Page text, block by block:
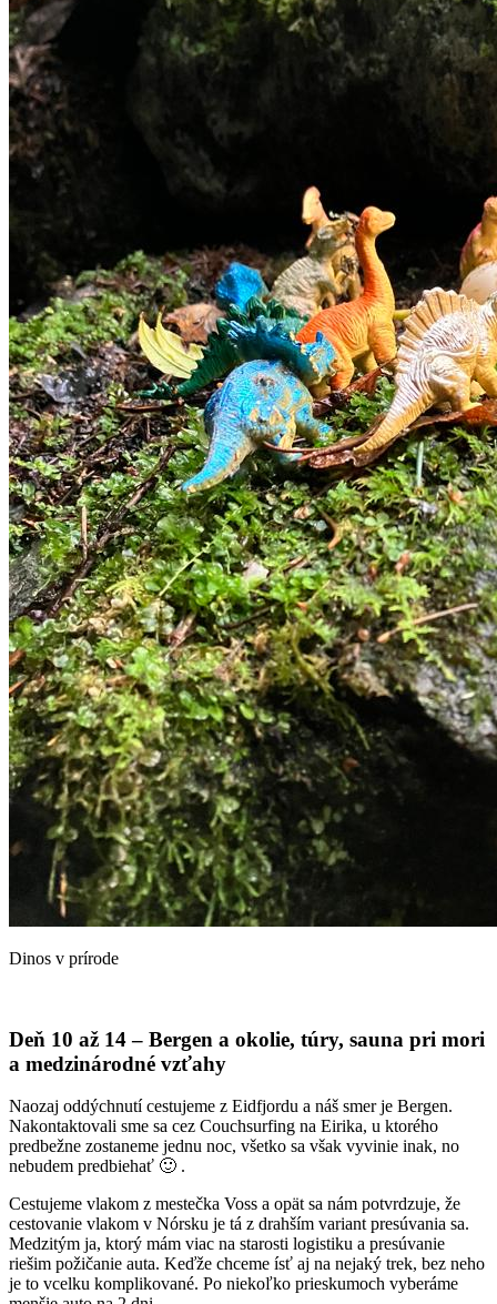
Dinos v prírode
Deň 10 až 14 – Bergen a okolie, túry, sauna pri mori
a medzinárodné vzťahy
Naozaj oddýchnutí cestujeme z Eidfjordu a náš smer je Bergen.
Nakontaktovali sme sa cez Couchsurfing na Eirika, u ktorého
predbežne zostaneme jednu noc, všetko sa však vyvinie inak, no
nebudem predbiehať 🙂 .
Cestujeme vlakom z mestečka Voss a opät sa nám potvrdzuje, že
cestovanie vlakom v Nórsku je tá z drahším variant presúvania sa.
Medzitým ja, ktorý mám viac na starosti logistiku a presúvanie
riešim požičanie auta. Keďže chceme ísť aj na nejaký trek, bez neho
je to vcelku komplikované. Po niekoľko prieskumoch vyberáme